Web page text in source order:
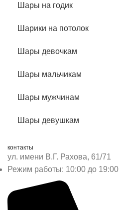
Шары на годик
Шарики на потолок
Шары девочкам
Шары мальчикам
Шары мужчинам
Шары девушкам
контакты
ул. имени В.Г. Рахова, 61/71
Режим работы: 10:00 до 19:00